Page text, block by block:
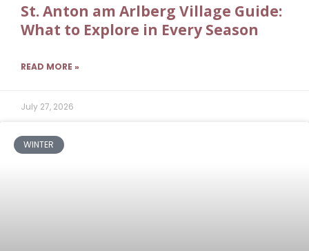
St. Anton am Arlberg Village Guide:
What to Explore in Every Season
READ MORE »
July 27, 2026
WINTER